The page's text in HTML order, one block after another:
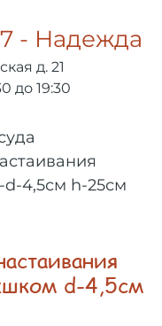
- Надежда
д. 21
до 19:30
4,5см h-25см
d-4,5см